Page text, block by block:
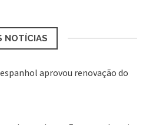
NOTÍCIAS
aprovou renovação do